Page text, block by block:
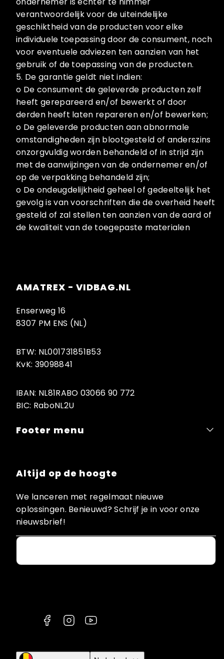
verantwoordelijk voor de uiteindelijke
geschiktheid van de producten voor elke
individuele toepassing door de consument, noch
voor eventuele adviezen ten aanzien van het
gebruik of de toepassing van de producten.
5. De garantie geldt niet indien:
o De consument de geleverde producten zelf
heeft gerepareerd en/of bewerkt of door
derden heeft laten repareren en/of bewerken;
o De geleverde producten aan abnormale
omstandigheden zijn blootgesteld of anderszins
onzorgvuldig worden behandeld of in strijd zijn
met de aanwijzingen van de ondernemer en/of
op de verpakking behandeld zijn;
o De ondeugdelijkheid geheel of gedeeltelijk het
gevolg is van voorschriften die de overheid heeft
gesteld of zal stellen ten aanzien van de aard of
de kwaliteit van de toegepaste materialen
AMATREX - VIDBAG.NL
Enserweg 16
8307 PM ENS (NL)
BTW: NL001731851B53
KvK: 39098841
IBAN: NL81RABO 03066 90 772
BIC: RaboNL2U
Footer menu
Altijd op de hoogte
We lanceren met regelmaat nieuwe
oplossingen. Benieuwd? Schrijf je in voor onze
nieuwsbrief!